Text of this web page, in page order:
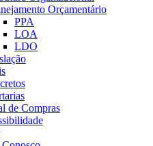
Orçamentário
PPA
LOA
LDO
de Compras